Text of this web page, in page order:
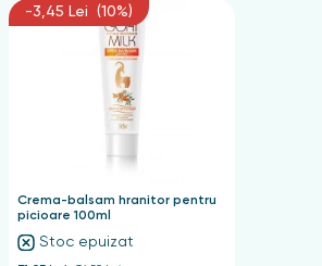
-3,45 Lei (10%)
Crema-balsam hranitor pentru
picioare 100ml
Stoc epuizat